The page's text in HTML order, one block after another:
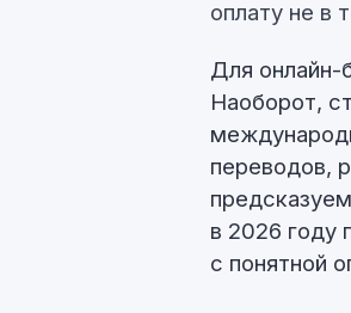
оплату не в
Для онлайн-
Наоборот,
переводов,
в 2026 году
с понятной